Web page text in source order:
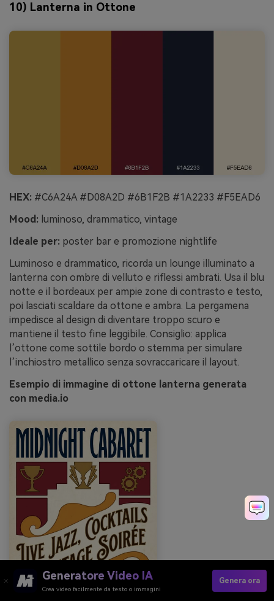
10) Lanterna in Ottone
HEX: #C6A24A #D08A2D #6B1F2B #1A2233 #F5EAD6
Mood: luminoso, drammatico, vintage
Ideale per: poster bar e promozione nightlife
Luminoso e drammatico, ricorda un lounge illuminato a
lanterna con ombre di velluto e riflessi ambrati. Usa il blu
notte e il bordeaux per ampie zone di contrasto e testo,
poi lasciati scaldare da ottone e ambra. La pergamena
impedisce al design di diventare troppo scuro e
mantiene il testo fine leggibile. Consiglio: applica
l’ottone come sottile bordo o stemma per simulare
l’inchiostro metallico senza sovraccaricare il layout.
Esempio di immagine di ottone lanterna generata
con media.io
Generatore Video IA
Crea video facilmente da testo o immagini
Genera ora